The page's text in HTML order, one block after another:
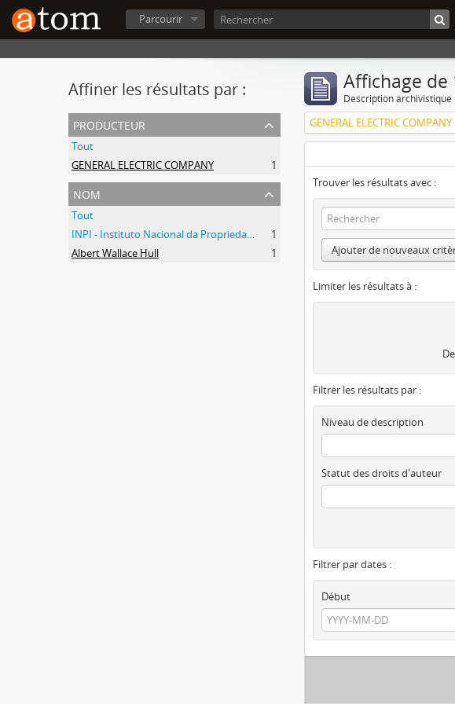
Parcourir
Affiner les résultats par :
producteur
Tout
GENERAL ELECTRIC COMPANY
1
nom
Tout
INPI - Instituto Nacional da Propriedade Industrial
1
Albert Wallace Hull
1
Affichage de
Description archivistique
GENERAL ELECTRIC COMPANY
Trouver les résultats avec :
Ajouter de nouveaux
Limiter les résultats à :
Filtrer les résultats par :
Niveau de description
Statut des droits d'auteur
Filtrer par dates :
Début